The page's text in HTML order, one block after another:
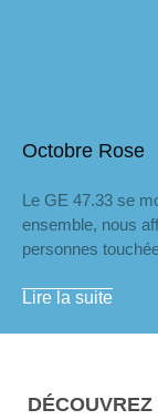
Octobre Rose
Le GE 47.33 se
ensemble, nous
personnes
Lire la suite